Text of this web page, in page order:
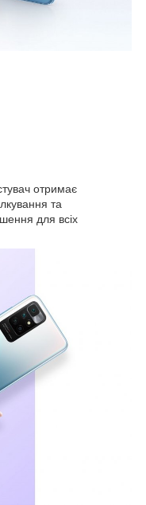
отримає
та
для всіх